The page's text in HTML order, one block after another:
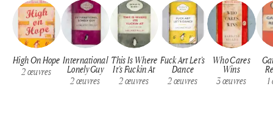
High On Hope
2œuvres
International
Lonely Guy
2œuvres
This Is Where
It’s Fuckin At
2œuvres
Fuck Art Let’s
Dance
2œuvres
Who Cares
Wins
3œuvres
1